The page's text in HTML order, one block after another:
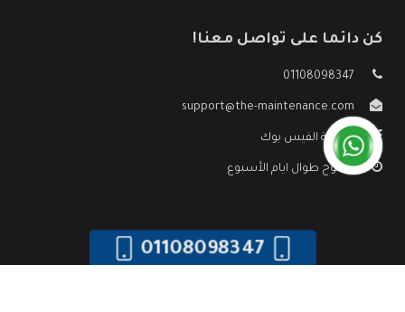
كن دائما على تواصل معنا!
01108098347
support@the-maintenance.com
صفحة الفيس بوك
مفتوح طوال ايام الأسبوع
01108098347